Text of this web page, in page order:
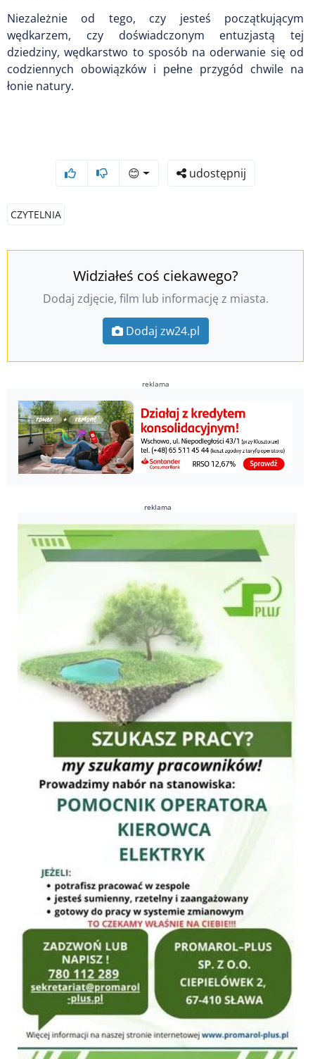
Niezależnie od tego, czy jesteś początkującym
wędkarzem, czy doświadczonym entuzjastą tej
dziedziny, wędkarstwo to sposób na oderwanie się od
codziennych obowiązków i pełne przygód chwile na
łonie natury.
😊 udostępnij
CZYTELNIA
Widziałeś coś ciekawego?
Dodaj zdjęcie, film lub informację z miasta.
Dodaj zw24.pl
reklama
reklama